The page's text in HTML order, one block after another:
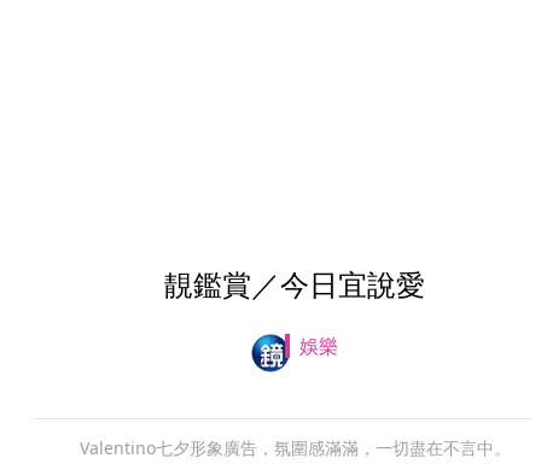
靚鑑賞／今日宜說愛
娛樂
Valentino七夕形象廣告，氛圍感滿滿，一切盡在不言中。